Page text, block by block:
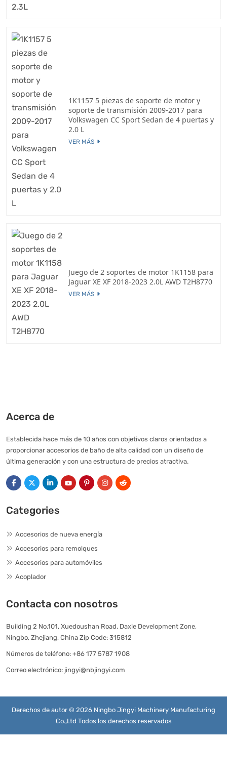
1K1157 5 piezas de soporte de motor y
soporte de transmisión 2009-2017 para
Volkswagen CC Sport Sedan de 4 puertas y
2.0 L
VER MÁS
Juego de 2 soportes de motor 1K1158 para
Jaguar XE XF 2018-2023 2.0L AWD T2H8770
VER MÁS
Acerca de
Establecida hace más de 10 años con objetivos claros orientados a
proporcionar accesorios de baño de alta calidad con un diseño de
última generación y con una estructura de precios atractiva.
Categories
Accesorios de nueva energía
Accesorios para remolques
Accesorios para automóviles
Acoplador
Contacta con nosotros
Building 2 No.101, Xuedoushan Road, Daxie Development Zone,
Ningbo, Zhejiang, China Zip Code: 315812
Números de teléfono: +86 177 5787 1908
Correo electrónico: jingyi@nbjingyi.com
Derechos de autor © 2026 Ningbo Jingyi Machinery Manufacturing
Co.,Ltd Todos los derechos reservados